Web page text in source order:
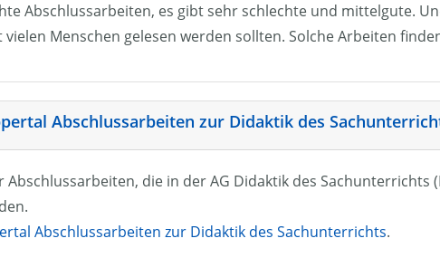
Abschlussarbeiten, es gibt sehr schlechte und mittelgute.
Menschen gelesen werden sollten. Solche Arbeiten
Abschlussarbeiten zur Didaktik des
Abschlussarbeiten, die in der AG Didaktik des
Abschlussarbeiten zur Didaktik des Sachunterrichts.